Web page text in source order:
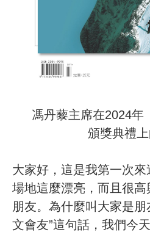
馮丹藜主席在2024年
頒獎典禮
大家好，這是我第一次
場地這麼漂亮，而且很
朋友。為什麼叫大家是朋
文會友”這句話，我們今